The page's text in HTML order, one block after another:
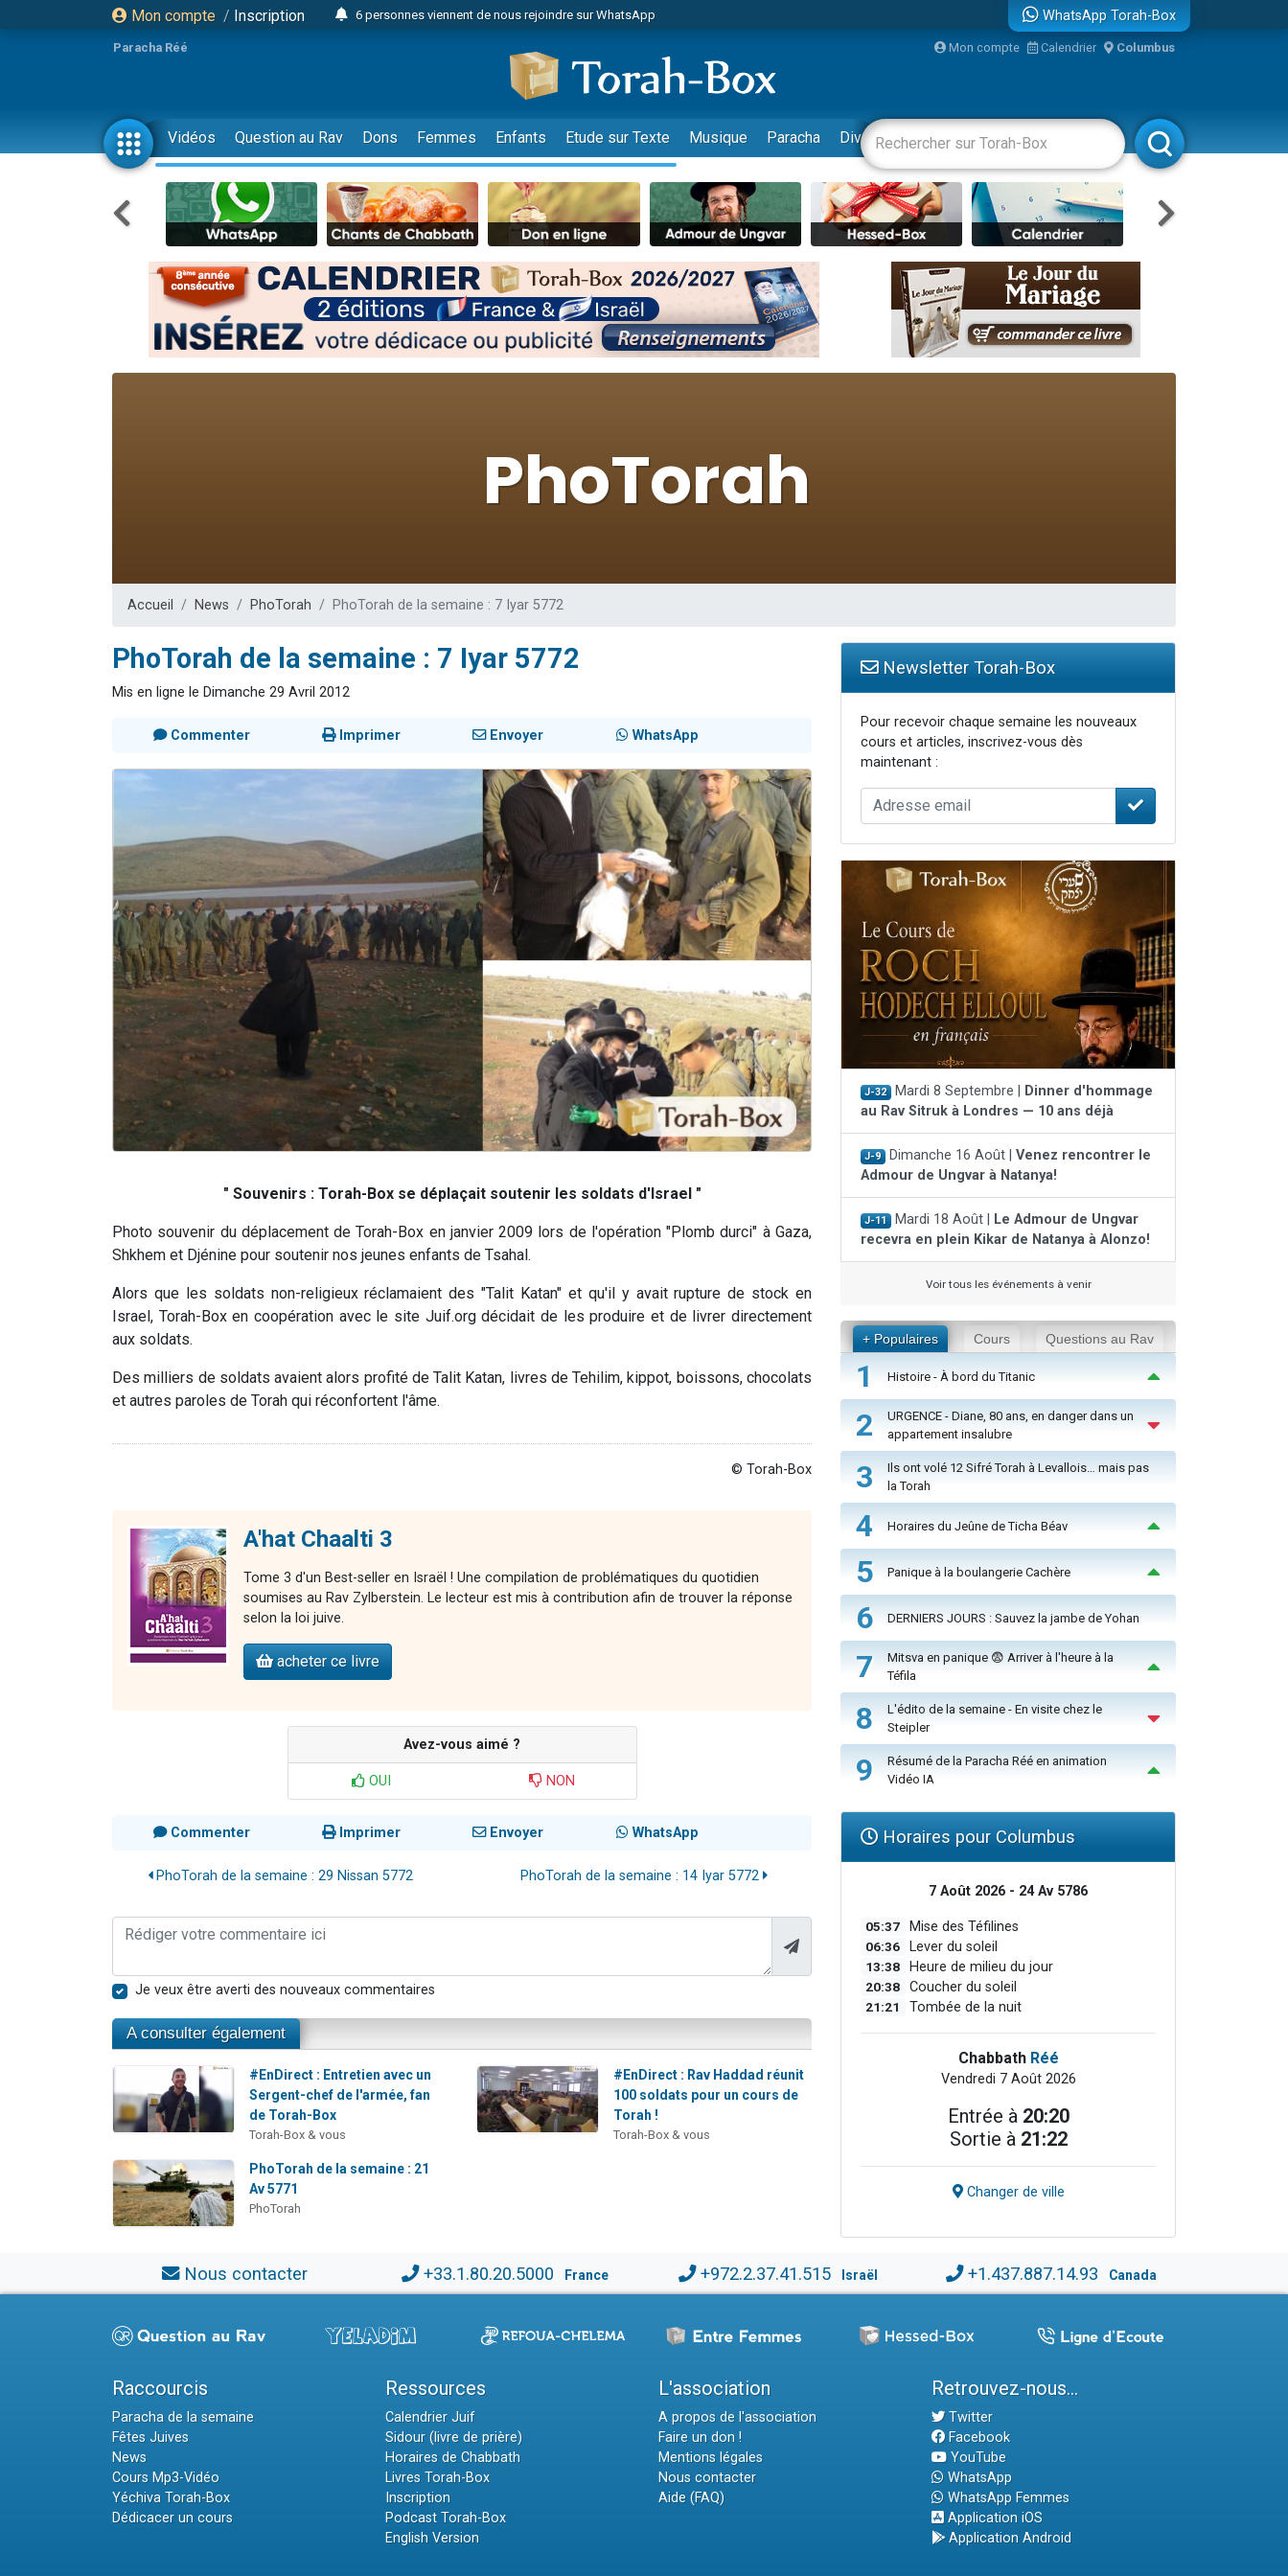
Mon compte / Inscription
6 personnes viennent de nous rejoindre sur WhatsApp
2 personnes viennent de faire un don pour 1 Journée de Vacances Pour les Enfants
17 personnes viennent de demander une bénédiction
4 personnes viennent de nous rejoindre sur WhatsApp
Il reste 49 places pour étudier en groupe sur Zoom
23 personnes viennent de faire un don pour Diane, 80 ans, dans un appartement insalubre
Eva vient de donner son Maasser
4 personnes viennent de nous rejoindre sur WhatsApp
3 personnes viennent de nous rejoindre sur WhatsApp
3 personnes viennent de faire un don pour 5 jours de vacances aux Orphelins
Odaya vient de donner son Maasser
13 personnes viennent de demander une bénédiction
12 nouvelles musiques dans Torah-Box Music
3 personnes viennent de nous rejoindre sur WhatsApp
WhatsApp Torah-Box
Paracha Réé Mon compte Calendrier Columbus
Vidéos Question au Rav Dons Femmes Enfants Etude sur Texte Musique Paracha Divertissements Livres Rabbanim
Accueil News PhoTorah PhoTorah de la semaine : 7 Iyar 5772
PhoTorah de la semaine : 7 Iyar 5772
Mis en ligne le Dimanche 29 Avril 2012
Commenter Imprimer Envoyer WhatsApp
" Souvenirs : Torah-Box se déplaçait soutenir les soldats d'Israel "
Photo souvenir du déplacement de Torah-Box en janvier 2009 lors de l'opération "Plomb durci" à Gaza,
Shkhem et Djénine pour soutenir nos jeunes enfants de Tsahal.
Alors que les soldats non-religieux réclamaient des "Talit Katan" et qu'il y avait rupture de stock en
Israel, Torah-Box en coopération avec le site Juif.org décidait de les produire et de livrer directement
aux soldats.
Des milliers de soldats avaient alors profité de Talit Katan, livres de Tehilim, kippot, boissons, chocolats
et autres paroles de Torah qui réconfortent l'âme.
© Torah-Box
A'hat Chaalti 3
Tome 3 d'un Best-seller en Israël ! Une compilation de problématiques du quotidien
soumises au Rav Zylberstein. Le lecteur est mis à contribution afin de trouver la réponse
selon la loi juive.
acheter ce livre
Avez-vous aimé ?
OUI NON
Commenter Imprimer Envoyer WhatsApp
PhoTorah de la semaine : 29 Nissan 5772 PhoTorah de la semaine : 14 Iyar 5772
Je veux être averti des nouveaux commentaires
A consulter également
#EnDirect : Entretien avec un
Sergent-chef de l'armée, fan
de Torah-Box
Torah-Box & vous
#EnDirect : Rav Haddad réunit
100 soldats pour un cours de
Torah !
Torah-Box & vous
PhoTorah de la semaine : 21
Av 5771
PhoTorah
Newsletter Torah-Box
Pour recevoir chaque semaine les nouveaux
cours et articles, inscrivez-vous dès
maintenant :
J-32 Mardi 8 Septembre |
Dinner d'hommage
au Rav Sitruk à Londres — 10 ans déjà
J-9 Dimanche 16 Août | Venez rencontrer le
Admour de Ungvar à Natanya!
J-11 Mardi 18 Août |
Le Admour de Ungvar
recevra en plein Kikar de Natanya à Alonzo!
Voir tous les événements à venir
+ Populaires Cours Questions au Rav
1 Histoire - À bord du Titanic
2
URGENCE - Diane, 80 ans, en danger dans un
appartement insalubre
3
Ils ont volé 12 Sifré Torah à Levallois… mais pas
la Torah
4 Horaires du Jeûne de Ticha Béav
5 Panique à la boulangerie Cachère
6 DERNIERS JOURS : Sauvez la jambe de Yohan
7
Mitsva en panique 😨 Arriver à l'heure à la
Téfila
8
L'édito de la semaine - En visite chez le
Steipler
9
Résumé de la Paracha Réé en animation
Vidéo IA
Horaires pour Columbus
7 Août 2026 - 24 Av 5786
05:37 Mise des Téfilines
06:36 Lever du soleil
13:38 Heure de milieu du jour
20:38 Coucher du soleil
21:21 Tombée de la nuit
Chabbath Réé
Vendredi 7 Août 2026
Entrée à 20:20
Sortie à 21:22
Changer de ville
Nous contacter +33.1.80.20.5000 France +972.2.37.41.515 Israël +1.437.887.14.93 Canada
Raccourcis
Paracha de la semaine
Fêtes Juives
News
Cours Mp3-Vidéo
Yéchiva Torah-Box
Dédicacer un cours
Ressources
Calendrier Juif
Sidour (livre de prière)
Horaires de Chabbath
Livres Torah-Box
Inscription
Podcast Torah-Box
English Version
L'association
A propos de l'association
Faire un don !
Mentions légales
Nous contacter
Aide (FAQ)
Retrouvez-nous...
Twitter
Facebook
YouTube
WhatsApp
WhatsApp Femmes
Application iOS
Application Android